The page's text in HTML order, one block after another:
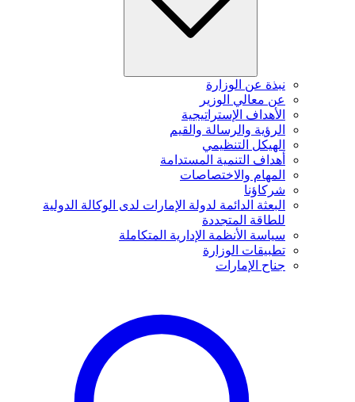
نبذة عن الوزارة
عن معالي الوزير
الأهداف الإستراتيجية
الرؤية والرسالة والقيم
الهيكل التنظيمي
أهداف التنمية المستدامة
المهام والاختصاصات
شركاؤنا
البعثة الدائمة لدولة الإمارات لدى الوكالة الدولية
للطاقة المتجددة
سياسة الأنظمة الإدارية المتكاملة
تطبيقات الوزارة
جناح الإمارات